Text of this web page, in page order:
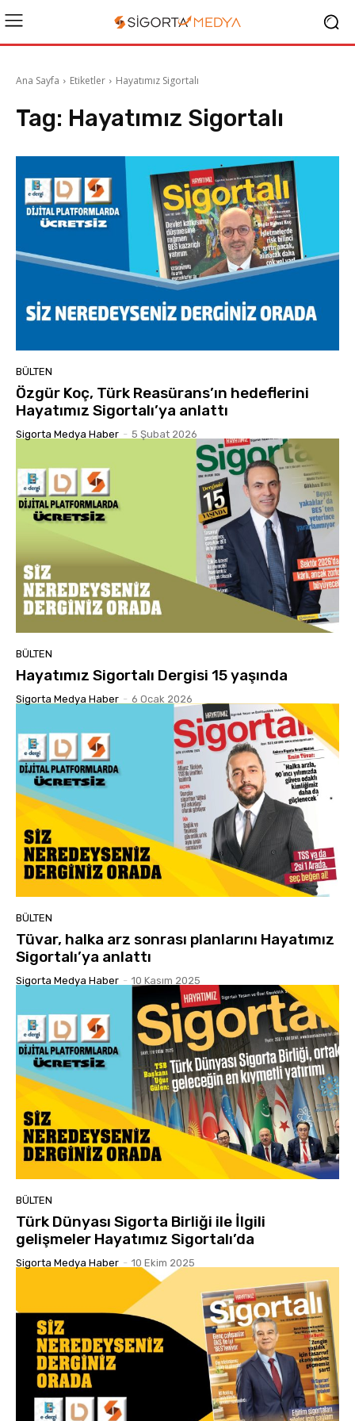
Ana Sayfa Etiketler Hayatımız Sigortalı
Tag: Hayatımız Sigortalı
BÜLTEN
Özgür Koç, Türk Reasürans’ın hedeflerini
Hayatımız Sigortalı’ya anlattı
Sigorta Medya Haber - 5 Şubat 2026
BÜLTEN
Hayatımız Sigortalı Dergisi 15 yaşında
Sigorta Medya Haber - 6 Ocak 2026
BÜLTEN
Tüvar, halka arz sonrası planlarını Hayatımız
Sigortalı’ya anlattı
Sigorta Medya Haber - 10 Kasım 2025
BÜLTEN
Türk Dünyası Sigorta Birliği ile İlgili
gelişmeler Hayatımız Sigortalı’da
Sigorta Medya Haber - 10 Ekim 2025